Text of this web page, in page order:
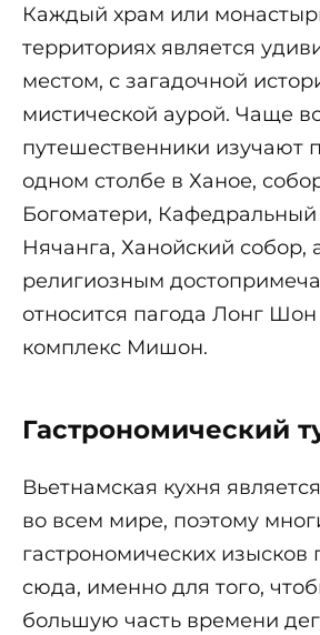
Каждый храм или
территориях является
местом, с загадочной
мистической аурой. Чаще
путешественники изучают
одном столбе в Ханое,
Богоматери,
Нячанга, Ханойский собор,
религиозным
относится пагода Лонг
комплекс Мишон.
Гастрономический
Вьетнамская кухня
во всем мире, поэтому
гастрономических
сюда, именно для того,
большую часть времени